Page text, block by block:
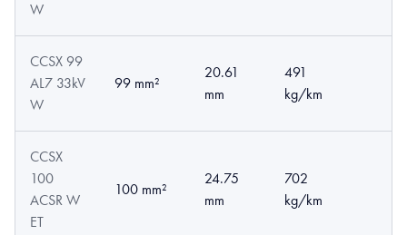
W
CCSX 99
AL7 33kV
W
99 mm²
20.61
mm
491
kg/km
CCSX
100
ACSR W
ET
100 mm²
24.75
mm
702
kg/km